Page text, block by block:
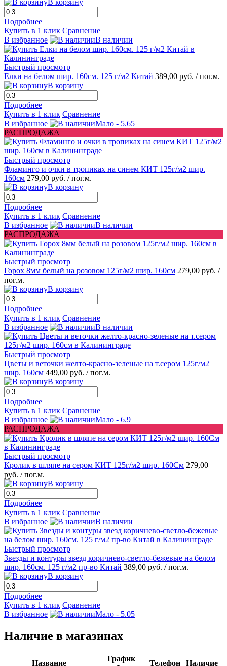
В корзину
Подробнее
Купить в 1 клик Сравнение
В избранное
В наличии
Быстрый просмотр
Елки на белом шир. 160см. 125 г/м2 Китай 389,00 руб. / пог.м.
В корзину
Подробнее
Купить в 1 клик Сравнение
В избранное
Мало - 5.65
РАСПРОДАЖА
Быстрый просмотр
Фламинго и очки в тропиках на синем КИТ 125г/м2 шир.
160см 279,00 руб. / пог.м.
В корзину
Подробнее
Купить в 1 клик Сравнение
В избранное
В наличии
РАСПРОДАЖА
Быстрый просмотр
Горох 8мм белый на розовом 125г/м2 шир. 160см 279,00 руб. /
пог.м.
В корзину
Подробнее
Купить в 1 клик Сравнение
В избранное
В наличии
Быстрый просмотр
Цветы и веточки желто-красно-зеленые на т.сером 125г/м2
шир. 160см 449,00 руб. / пог.м.
В корзину
Подробнее
Купить в 1 клик Сравнение
В избранное
Мало - 6.9
РАСПРОДАЖА
Быстрый просмотр
Кролик в шляпе на сером КИТ 125г/м2 шир. 160См 279,00
руб. / пог.м.
В корзину
Подробнее
Купить в 1 клик Сравнение
В избранное
В наличии
Быстрый просмотр
Звезды и контуры звезд коричнево-светло-бежевые на белом
шир. 160см. 125 г/м2 пр-во Китай 389,00 руб. / пог.м.
В корзину
Подробнее
Купить в 1 клик Сравнение
В избранное
Мало - 5.05
Наличие в магазинах
Название
График
Телефон
Наличие